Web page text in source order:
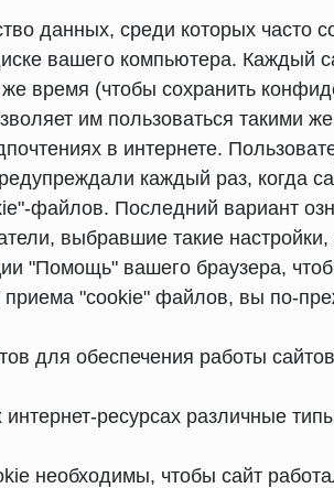
данных, среди которых
вашего компьютера.
время (чтобы сохранить
им пользоваться такими
в интернете.
каждый раз, когда
файлов. Последний вариант
выбравшие такие
"Помощь" вашего браузера,
"cookie" файлов, вы по-
для обеспечения работы
интернет-ресурсах различные
необходимы, чтобы сайт